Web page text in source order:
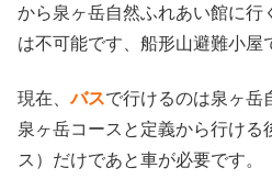
から泉ヶ岳自然ふれあい館に行
は不可能です、船形山避難小屋
現在、バスで行けるのは泉ヶ岳
泉ヶ岳コースと定義から行ける
ス）だけであと車が必要です。